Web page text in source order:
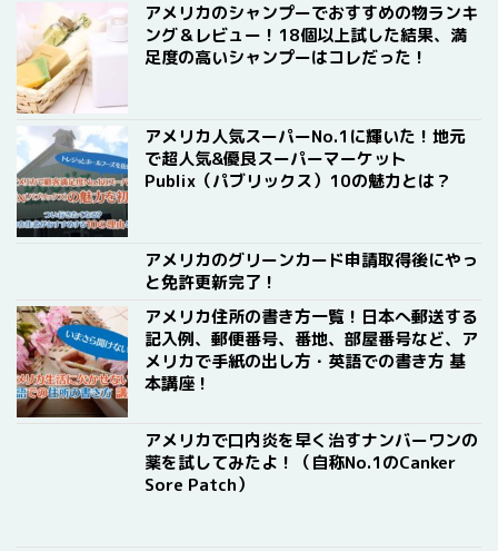
アメリカのシャンプーでおすすめの物ランキ
ング＆レビュー！18個以上試した結果、満
足度の高いシャンプーはコレだった！
アメリカ人気スーパーNo.1に輝いた！地元
で超人気&優良スーパーマーケット
Publix（パブリックス）10の魅力とは？
アメリカのグリーンカード申請取得後にやっ
と免許更新完了！
アメリカ住所の書き方一覧！日本へ郵送する
記入例、郵便番号、番地、部屋番号など、ア
メリカで手紙の出し方・英語での書き方 基
本講座！
アメリカで口内炎を早く治すナンバーワンの
薬を試してみたよ！（自称No.1のCanker
Sore Patch）